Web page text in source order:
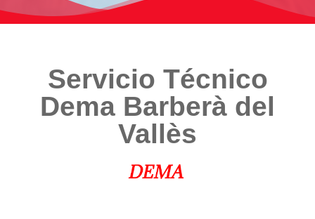
Servicio Técnico
Dema Barberà del
Vallès